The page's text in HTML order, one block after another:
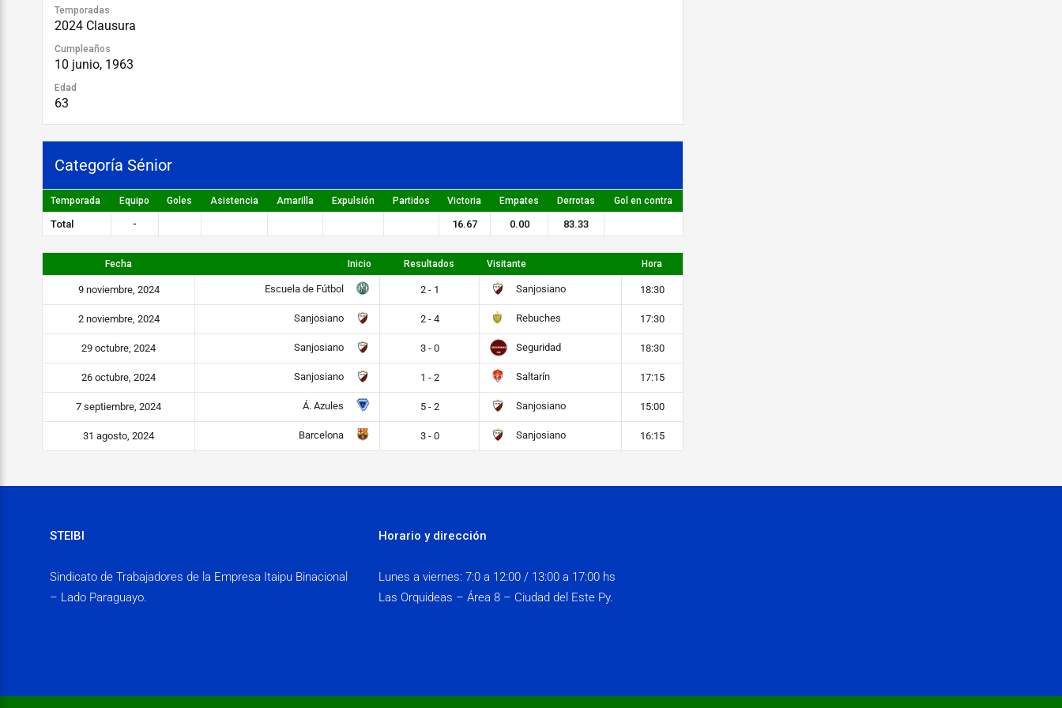
Temporadas
2024 Clausura
Cumpleaños
10 junio, 1963
Edad
63
Categoría Sénior
Temporada Equipo Goles Asistencia Amarilla Expulsión Partidos Victoria Empates Derrotas Gol en contra
Total - 16.67 0.00 83.33
Fecha Inicio Resultados Visitante Hora
9 noviembre, 2024 Escuela de Fútbol 2 - 1 Sanjosiano 18:30
2 noviembre, 2024 Sanjosiano 2 - 4 Rebuches 17:30
29 octubre, 2024 Sanjosiano 3 - 0 Seguridad 18:30
26 octubre, 2024 Sanjosiano 1 - 2 Saltarín 17:15
7 septiembre, 2024 Á. Azules 5 - 2 Sanjosiano 15:00
31 agosto, 2024 Barcelona 3 - 0 Sanjosiano 16:15
STEIBI
Sindicato de Trabajadores de la Empresa Itaipu Binacional
– Lado Paraguayo.
Horario y dirección
Lunes a viernes: 7:0 a 12:00 / 13:00 a 17:00 hs
Las Orquideas – Área 8 – Ciudad del Este Py.